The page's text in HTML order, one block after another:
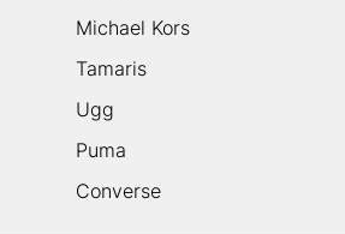
Michael Kors
Tamaris
Ugg
Puma
Converse